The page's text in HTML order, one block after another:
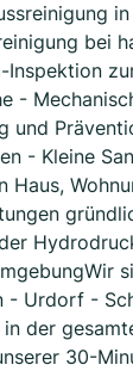
in
bei
Inspektion
-
und
- Kleine
- Urdorf -
der
30-